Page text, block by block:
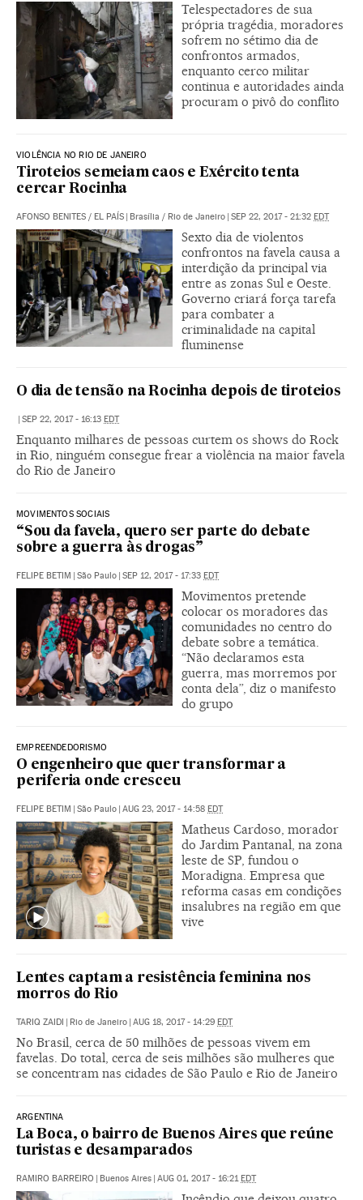
Telespectadores de sua
própria tragédia, moradores
sofrem no sétimo dia de
confrontos armados,
enquanto cerco militar
continua e autoridades ainda
procuram o pivô do conflito
VIOLÊNCIA NO RIO DE JANEIRO
Tiroteios semeiam caos e Exército tenta
cercar Rocinha
AFONSO BENITES / EL PAÍS | Brasília / Rio de Janeiro | SEP 22, 2017 - 21:32 EDT
Sexto dia de violentos
confrontos na favela causa a
interdição da principal via
entre as zonas Sul e Oeste.
Governo criará força tarefa
para combater a
criminalidade na capital
fluminense
O dia de tensão na Rocinha depois de tiroteios
| SEP 22, 2017 - 16:13 EDT
Enquanto milhares de pessoas curtem os shows do Rock
in Rio, ninguém consegue frear a violência na maior favela
do Rio de Janeiro
MOVIMENTOS SOCIAIS
“Sou da favela, quero ser parte do debate
sobre a guerra às drogas”
FELIPE BETIM | São Paulo | SEP 12, 2017 - 17:33 EDT
Movimentos pretende
colocar os moradores das
comunidades no centro do
debate sobre a temática.
“Não declaramos esta
guerra, mas morremos por
conta dela”, diz o manifesto
do grupo
EMPREENDEDORISMO
O engenheiro que quer transformar a
periferia onde cresceu
FELIPE BETIM | São Paulo | AUG 23, 2017 - 14:58 EDT
Matheus Cardoso, morador
do Jardim Pantanal, na zona
leste de SP, fundou o
Moradigna. Empresa que
reforma casas em condições
insalubres na região em que
vive
Lentes captam a resistência feminina nos
morros do Rio
TARIQ ZAIDI | Rio de Janeiro | AUG 18, 2017 - 14:29 EDT
No Brasil, cerca de 50 milhões de pessoas vivem em
favelas. Do total, cerca de seis milhões são mulheres que
se concentram nas cidades de São Paulo e Rio de Janeiro
ARGENTINA
La Boca, o bairro de Buenos Aires que reúne
turistas e desamparados
RAMIRO BARREIRO | Buenos Aires | AUG 01, 2017 - 16:21 EDT